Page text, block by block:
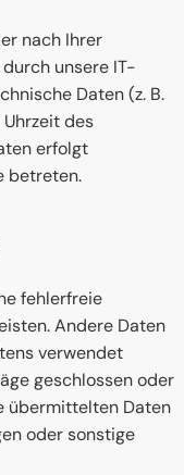
nach Ihrer
unsere IT-
Daten (z. B.
des
erfolgt
betreten.
fehlerfreie
Andere Daten
verwendet
geschlossen oder
übermittelten Daten
oder sonstige